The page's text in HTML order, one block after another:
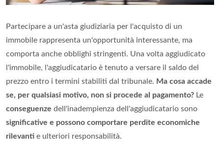
Partecipare a un'asta giudiziaria per l'acquisto di un
immobile rappresenta un'opportunità interessante, ma
comporta anche obblighi stringenti. Una volta aggiudicato
l'immobile, l'aggiudicatario è tenuto a versare il saldo del
prezzo entro i termini stabiliti dal tribunale. Ma cosa accade
se, per qualsiasi motivo, non si procede al pagamento? Le
conseguenze dell'inadempienza dell'aggiudicatario sono
significative e possono comportare perdite economiche
rilevanti e ulteriori responsabilità.